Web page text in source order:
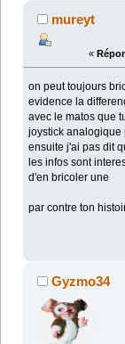
mureyt
«
on peut toujours
evidence la
avec le matos que
joystick analogique
ensuite j'ai pas dit
les infos sont
d'en bricoler une
par contre ton
Gyzmo34